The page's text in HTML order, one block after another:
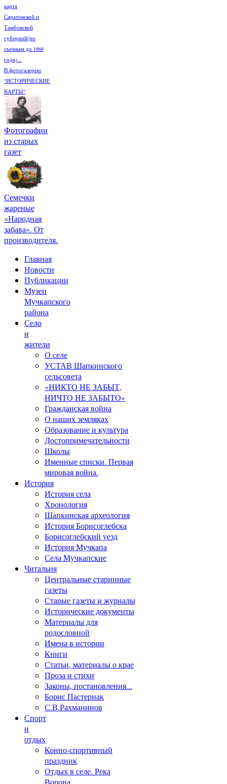
карта
Саратовской и
Тамбовской
губерний(по
съемкам до 1868
года)...
В фотогалерею
"ИСТОРИЧЕСКИЕ
КАРТЫ"
Фотографии
из старых
газет
Семечки
жареные
«Народная
забава». От
производителя.
Главная
Новости
Публикации
Музеи
Мучкапского
района
Село
и
жители
О селе
УСТАВ Шапкинского
сельсовета
«НИКТО НЕ ЗАБЫТ,
НИЧТО НЕ ЗАБЫТО»
Гражданская война
О наших земляках
Образование и культура
Достопримечательности
Школы
Именные списки. Первая
мировая война.
История
История села
Хронология
Шапкинская археология
История Борисоглебска
Борисоглебский уезд
История Мучкапа
Села Мучкапские
Читальня
Центральные старинные
газеты
Старые газеты и журналы
Исторические документы
Материалы для
родословной
Имена в истории
Книги
Статьи, материалы о крае
Проза и стихи
Законы, постановления...
Борис Пастернак
С.В.Рахманинов
Спорт
и
отдых
Конно-спортивный
праздник
Отдых в селе. Река
Ворона.